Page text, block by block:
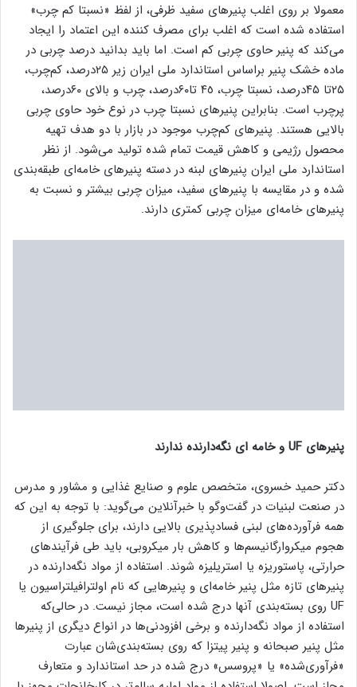
معمولا بر روی اغلب پنیرهای سفید ظرفی، از لفظ «نسبتا کم چرب»
استفاده شده است که اغلب برای مصرف کننده این اعتماد را ایجاد
می‌کند که پنیر حاوی چربی کم است. اما باید بدانید درصد چربی در
ماده خشک پنیر براساس استاندارد ملی ایران زیر ۲۵درصد، کم‌چرب،
۲۵تا ۴۵درصد، نسبتا چرب، ۴٥ تا۶۰درصد، چرب ‌و بالای ۶۰درصد،
پرچرب است. بنابراین پنیرهای نسبتا چرب در نوع خود حاوی چربی
بالایی هستند. پنیرهای کم‌چرب موجود در بازار با دو هدف تهیه
محصول رژیمی و کاهش قیمت تمام شده تولید می‌شود. از نظر
استاندارد ملی ایران پنیرهای لبنه در دسته پنیرهای خامه‌ای طبقه‌بندی
شده و در مقایسه با پنیرهای سفید، میزان چربی بیشتر و نسبت به
پنیرهای خامه‌ای میزان چربی کمتری دارند.
پنیرهای UF و خامه ای نگه‌دارنده ندارند
دکتر حمید خسروی، متخصص علوم و صنایع غذایی و مشاور و مدرس
در صنعت لبنیات در گفت‌وگو با خبرآنلاین می‌گوید: با توجه به این‌ که
همه فرآورده‌های لبنی فسادپذیری بالایی دارند، برای جلوگیری از
هجوم میکروارگانیسم‌ها و کاهش بار میکروبی، باید طی فرآیندهای
حرارتی، پاستوریزه یا استریلیزه شوند. استفاده از مواد نگه‌دارنده در
پنیرهای تازه مثل پنیر خامه‌ای و پنیرهایی که نام اولترافیلتراسیون یا
UF روی بسته‌بندی آنها درج شده است، مجاز نیست. در حالی‌که
استفاده از مواد نگه‌دارنده و برخی افزودنی‌ها در انواع دیگری از پنیرها
مثل پنیر صبحانه و پنیر پیتزا که روی بسته‌بندی‌شان عبارت
«فرآوری‌شده» یا «پروسس» درج شده در حد استاندارد و متعارف